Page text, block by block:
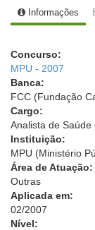
Informações
Concurso:
MPU - 2007
Banca:
FCC (Fundação
Cargo:
Analista de Saúde
Instituição:
MPU (Ministério
Área de Atuação:
Outras
Aplicada em:
02/2007
Nível: